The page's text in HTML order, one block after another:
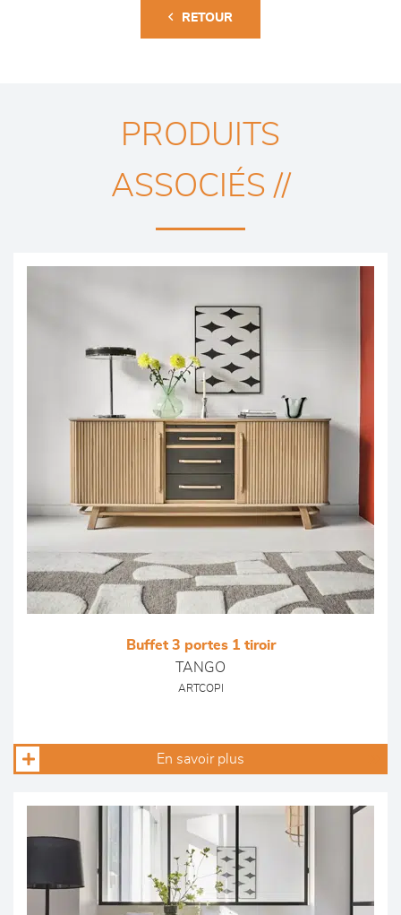
RETOUR
PRODUITS
ASSOCIÉS //
Buffet 3 portes 1 tiroir
TANGO
ARTCOPI
En savoir plus